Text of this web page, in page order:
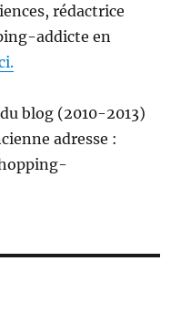
rédactrice
addicte en
blog (2010-2013)
adresse :